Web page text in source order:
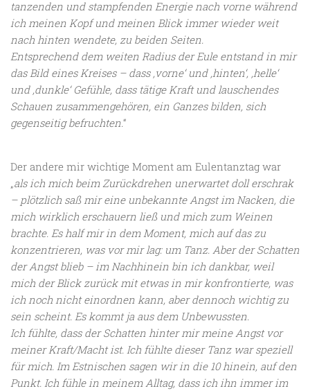
tanzenden und stampfenden Energie nach vorne während
ich meinen Kopf und meinen Blick immer wieder weit
nach hinten wendete, zu beiden Seiten.
Entsprechend dem weiten Radius der Eule entstand in mir
das Bild eines Kreises – dass ,vorne‘ und ,hinten‘, ,helle‘
und ,dunkle‘ Gefühle, dass tätige Kraft und lauschendes
Schauen zusammengehören, ein Ganzes bilden, sich
gegenseitig befruchten.“
Der andere mir wichtige Moment am Eulentanztag war
„als ich mich beim Zurückdrehen unerwartet doll erschrak
– plötzlich saß mir eine unbekannte Angst im Nacken, die
mich wirklich erschauern ließ und mich zum Weinen
brachte. Es half mir in dem Moment, mich auf das zu
konzentrieren, was vor mir lag: um Tanz. Aber der Schatten
der Angst blieb – im Nachhinein bin ich dankbar, weil
mich der Blick zurück mit etwas in mir konfrontierte, was
ich noch nicht einordnen kann, aber dennoch wichtig zu
sein scheint. Es kommt ja aus dem Unbewussten.
Ich fühlte, dass der Schatten hinter mir meine Angst vor
meiner Kraft/Macht ist. Ich fühlte dieser Tanz war speziell
für mich. Im Estnischen sagen wir in die 10 hinein, auf den
Punkt. Ich fühle in meinem Alltag, dass ich ihn immer im